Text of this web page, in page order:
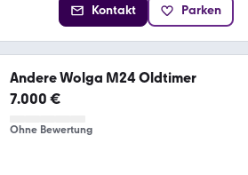
Kontakt Parken
Andere Wolga M24 Oldtimer
7.000 €
Ohne Bewertung